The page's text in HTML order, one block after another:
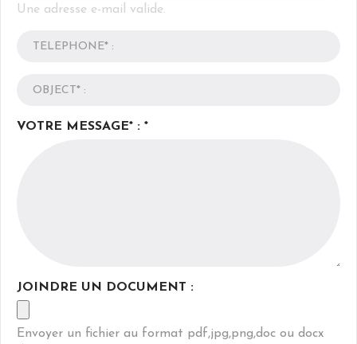
Une adresse e-mail valide.
VOTRE MESSAGE* : *
JOINDRE UN DOCUMENT :
Envoyer un fichier au format pdf,jpg,png,doc ou docx